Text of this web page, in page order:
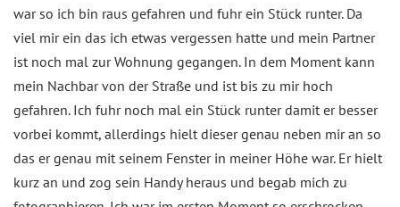
war so ich bin raus gefahren und fuhr ein Stück runter. Da
viel mir ein das ich etwas vergessen hatte und mein Partner
ist noch mal zur Wohnung gegangen. In dem Moment kann
mein Nachbar von der Straße und ist bis zu mir hoch
gefahren. Ich fuhr noch mal ein Stück runter damit er besser
vorbei kommt, allerdings hielt dieser genau neben mir an so
das er genau mit seinem Fenster in meiner Höhe war. Er hielt
kurz an und zog sein Handy heraus und begab mich zu